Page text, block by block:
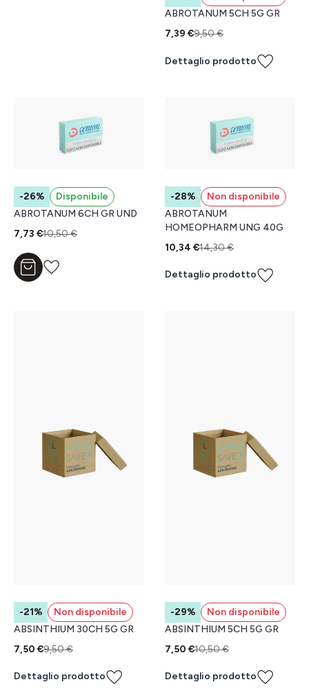
ABROTANUM 5CH 5G GR
7,39 €9,50 €
Dettaglio prodotto
-26%
Disponibile
ABROTANUM 6CH GR UND
7,73 €10,50 €
Aggiungi al carrello
-28%
Non disponibile
ABROTANUM
HOMEOPHARM UNG 40G
10,34 €14,30 €
Dettaglio prodotto
-21%
Non disponibile
ABSINTHIUM 30CH 5G GR
7,50 €9,50 €
Dettaglio prodotto
-29%
Non disponibile
ABSINTHIUM 5CH 5G GR
7,50 €10,50 €
Dettaglio prodotto